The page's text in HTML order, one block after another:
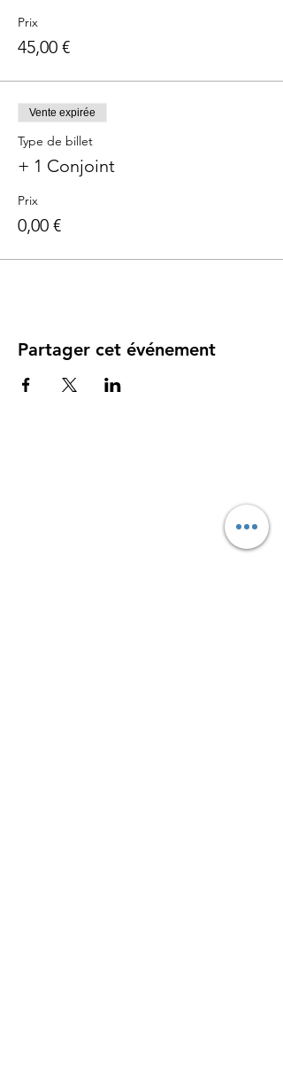
Prix
45,00 €
Vente expirée
Type de billet
+ 1 Conjoint
Prix
0,00 €
Partager cet événement